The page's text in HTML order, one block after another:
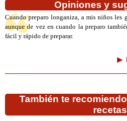
Opiniones y
Cuando preparo longaniza, a mis niños les
aunque de vez en cuando la preparo
fácil y rápido de preparar.
También te